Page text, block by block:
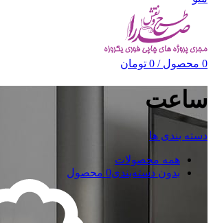
0 محصول /
0 تومان
ساعت
دسته بندی ها
همه محصولات
بدون دسته‌بندی0 محصول